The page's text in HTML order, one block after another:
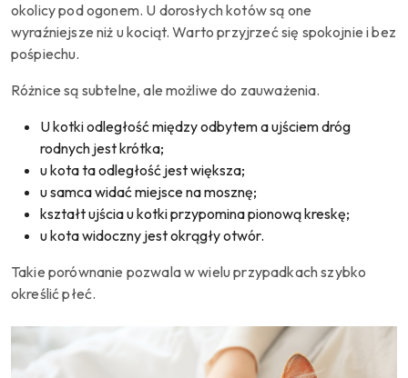
okolicy pod ogonem. U dorosłych kotów są one
wyraźniejsze niż u kociąt. Warto przyjrzeć się spokojnie i bez
pośpiechu.
Różnice są subtelne, ale możliwe do zauważenia.
U kotki odległość między odbytem a ujściem dróg
rodnych jest krótka;
u kota ta odległość jest większa;
u samca widać miejsce na mosznę;
kształt ujścia u kotki przypomina pionową kreskę;
u kota widoczny jest okrągły otwór.
Takie porównanie pozwala w wielu przypadkach szybko
określić płeć.